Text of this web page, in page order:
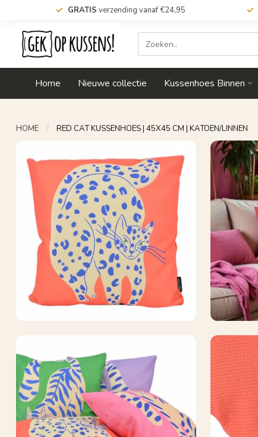
GRATIS verzending vanaf €24,95
Home Nieuwe collectie Kussenhoes Binnen
HOME / RED CAT KUSSENHOES | 45X45 CM | KATOEN/LINNEN